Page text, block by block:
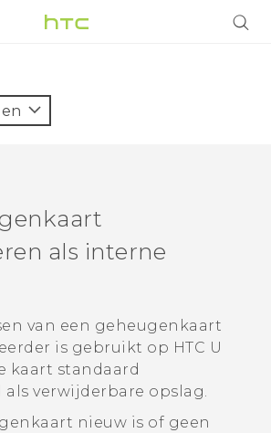
-accessoires
als interne
van een geheugenkaart
is gebruikt op HTC U
kaart standaard
verwijderbare opslag.
nieuw is of geen